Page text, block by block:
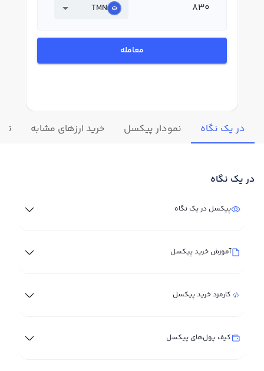
TMN
معامله
در یک نگاه نمودار پیکسل خرید ارزهای مشابه
در یک نگاه
پیکسل در یک نگاه
آموزش خرید پیکسل
کارمزد خرید پیکسل
کیف پول‌های پیکسل